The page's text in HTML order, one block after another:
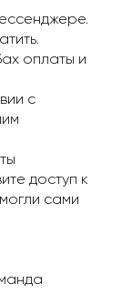
оплаты и
с
доступ к
сами